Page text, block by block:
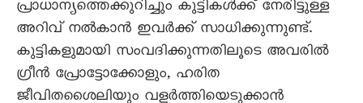
പ്രാധാന്യത്തെക്കുറിച്ചും കുട്ടികൾക്ക് നേരിട്ടുള്ള
അറിവ് നൽകാൻ ഇവർക്ക് സാധിക്കുന്നുണ്ട്.
കുട്ടികളുമായി സംവദിക്കുന്നതിലൂടെ അവരിൽ
ഗ്രീൻ പ്രോട്ടോക്കോളും, ഹരിത
ജീവിതശൈലിയും വളർത്തിയെടുക്കാൻ